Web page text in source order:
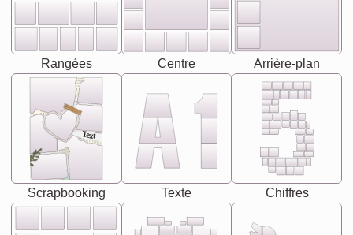
Rangées Centre Arrière-plan
Text
Scrapbooking Texte Chiffres